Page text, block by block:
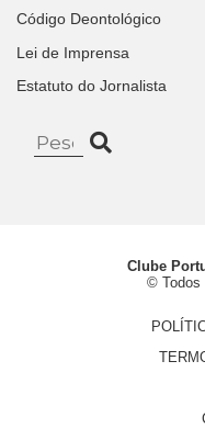
Código Deontológico
Lei de Imprensa
Estatuto do Jornalista
Clube
© Todos